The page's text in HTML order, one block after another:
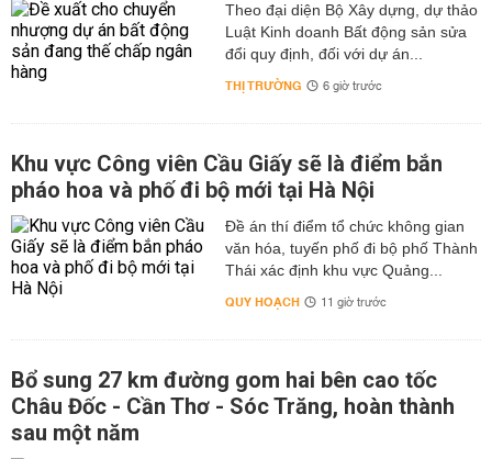
Theo đại diện Bộ Xây dựng, dự thảo
Luật Kinh doanh Bất động sản sửa
đổi quy định, đối với dự án...
THỊ TRƯỜNG 6 giờ trước
Khu vực Công viên Cầu Giấy sẽ là điểm bắn
pháo hoa và phố đi bộ mới tại Hà Nội
Đề án thí điểm tổ chức không gian
văn hóa, tuyến phố đi bộ phố Thành
Thái xác định khu vực Quảng...
QUY HOẠCH 11 giờ trước
Bổ sung 27 km đường gom hai bên cao tốc
Châu Đốc - Cần Thơ - Sóc Trăng, hoàn thành
sau một năm